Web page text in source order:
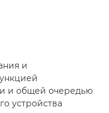
и
и общей очередью
устройства